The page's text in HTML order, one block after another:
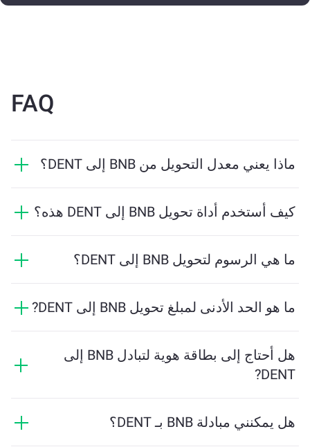
FAQ
ماذا يعني معدل التحويل من BNB إلى DENT؟
BNB. يتقلب هذا المعدل بناءً على ظروف السوق والعرض
كيف أستخدم أداة تحويل BNB إلى DENT هذه؟
الأداة بحساب الكمية التقديرية من DENT التي ستستلمها. ثم
ما هي الرسوم لتحويل BNB إلى DENT؟
السوق. تقدم ChangeNOW أسعارًا تنافسية دون رسومما هو الحد الأدنى لمبلغ تحويل BNB إلى DENT?
النظام الأساسي بحساب المبلغ الأدنى المطلوب لضمان
إجراء المعاملة بسلاسة. ولكن في معظم الحالات، يكون
هل أحتاج إلى بطاقة هوية لتبادل BNB إلى
DENT?
يجعل العملية سريعة ومجهولة. ومع ذلك، إذا قمت بتسجيل
هل يمكنني مبادلة BNB بـ DENT؟